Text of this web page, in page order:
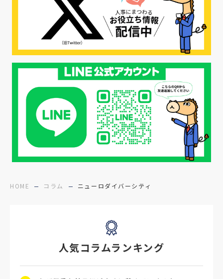
HOME コラム ニューロダイバーシティ
#転職ファストパス #PRO #採用代行
#エシカル採用 #エシカル就活
#メンタルヘルス #年間採用計画
#年間採用 #応募数の増やし方 #26卒
#27採用プレ #高校生採用
#面接フィードバック #不法就労
#障害者雇用 #メリット #ベネフィット
#医療福祉介護 #業界動向 #採用力
#求人広告
#スクラム採用 #転職イベント #転職フェア
#賃上げ #人事数珠繋ぎ
人気コラムランキング